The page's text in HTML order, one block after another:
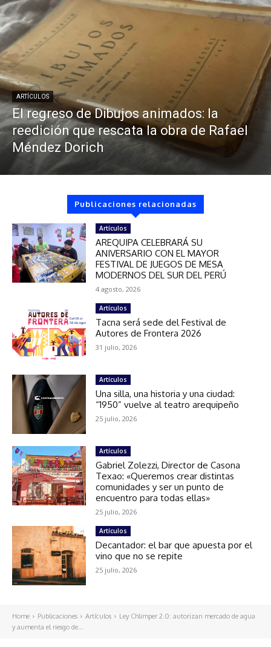
ARTÍCULOS
El regreso de Dibujos animados: la
reedición que rescata la obra de Rafael
Méndez Dorich
Publicaciones relacionadas
Artículos
AREQUIPA CELEBRARÁ SU
ANIVERSARIO CON EL MAYOR
FESTIVAL DE JUEGOS DE MESA
MODERNOS DEL SUR DEL PERÚ
4 agosto, 2026
Artículos
Tacna será sede del Festival de
Autores de Frontera 2026
31 julio, 2026
Artículos
Una silla, una historia y una ciudad:
“1950” vuelve al teatro arequipeño
25 julio, 2026
Artículos
Gabriel Zolezzi, Director de Casona
Texao: «Queremos crear distintas
comunidades y ser un punto de
encuentro para todas ellas»
25 julio, 2026
Artículos
Decantador: el bar que apuesta por el
vino que no se repite
25 julio, 2026